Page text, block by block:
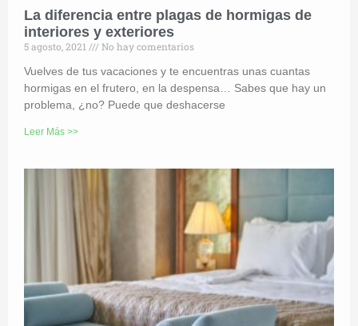
La diferencia entre plagas de hormigas de
interiores y exteriores
5 agosto, 2021
No hay comentarios
Vuelves de tus vacaciones y te encuentras unas cuantas
hormigas en el frutero, en la despensa… Sabes que hay un
problema, ¿no? Puede que deshacerse
Leer Más >>